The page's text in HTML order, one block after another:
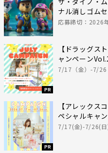
ナル消しゴム
応募締切：2026
PR
【ドラッグス
ャンペーン
7/17（金）-7/26
PR
【アレックス
ペシャルキャ
7/17(金)-7/26(日